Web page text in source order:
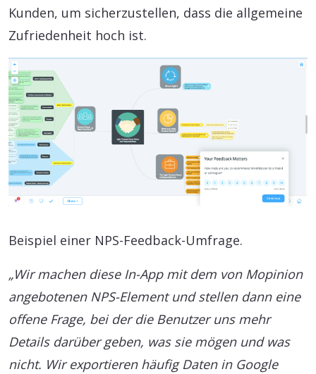
Kunden, um sicherzustellen, dass die allgemeine
Zufriedenheit hoch ist.
Beispiel einer NPS-Feedback-Umfrage.
„Wir machen diese In-App mit dem von Mopinion
angebotenen NPS-Element und stellen dann eine
offene Frage, bei der die Benutzer uns mehr
Details darüber geben, was sie mögen und was
nicht. Wir exportieren häufig Daten in Google